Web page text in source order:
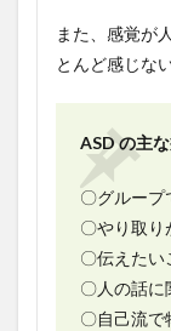
また、感覚が
とんど感じな
ASD の主
〇グループ
〇やり取り
〇伝えたい
〇人の話に
〇自己流で